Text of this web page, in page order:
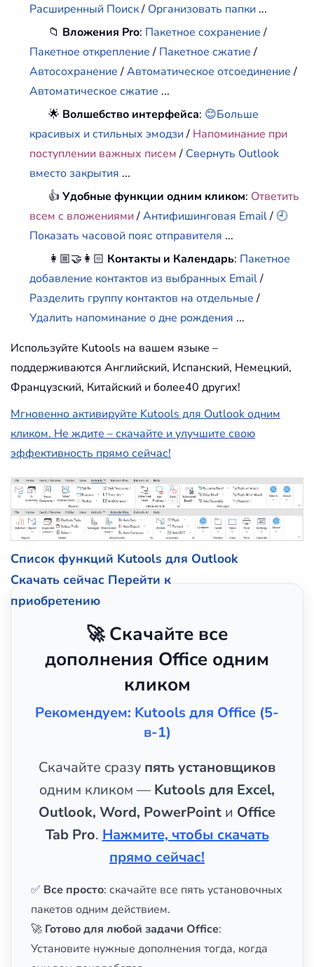
Расширенный Поиск/ Организовать папки ...
📁 Вложения Pro: Пакетное сохранение/
Пакетное открепление/ Пакетное сжатие/
Автосохранение/Автоматическое отсоединение/
Автоматическое сжатие ...
🌟 Волшебство интерфейса: 😊Больше
красивых и стильных эмодзи/ Напоминание при
поступлении важных писем/ Свернуть Outlook
вместо закрытия ...
👍Удобные функции одним кликом: Ответить
всем с вложениями /Антифишинговая Email/ 🕘
Показать часовой пояс отправителя ...
👩🏼‍🤝‍👩🏻 Контакты и Календарь: Пакетное
добавление контактов из выбранных Email/
Разделить группу контактов на отдельные/
Удалить напоминание о дне рождения ...
Используйте Kutools на вашем языке –
поддерживаются Английский, Испанский, Немецкий,
Французский, Китайский и более40 других!
Мгновенно активируйте Kutools для Outlook одним
кликом. Не ждите – скачайте и улучшите свою
эффективность прямо сейчас!
Список функций Kutools для Outlook
Скачать сейчас Перейти к
приобретению
🚀 Скачайте все
дополнения Office одним
кликом
Рекомендуем: Kutools для Office (5-
в-1)
Скачайте сразу пять установщиков
одним кликом — Kutools для Excel,
Outlook, Word, PowerPoint и Office
Tab Pro. Нажмите, чтобы скачать
прямо сейчас!
✅ Все просто: скачайте все пять установочных
пакетов одним действием.
🚀 Готово для любой задачи Office:
Установите нужные дополнения тогда, когда